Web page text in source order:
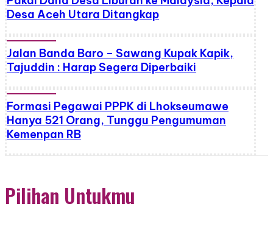
Desa Aceh Utara Ditangkap
Jalan Banda Baro – Sawang Kupak Kapik,
Tajuddin : Harap Segera Diperbaiki
Formasi Pegawai PPPK di Lhokseumawe
Hanya 521 Orang, Tunggu Pengumuman
Kemenpan RB
Pilihan Untukmu